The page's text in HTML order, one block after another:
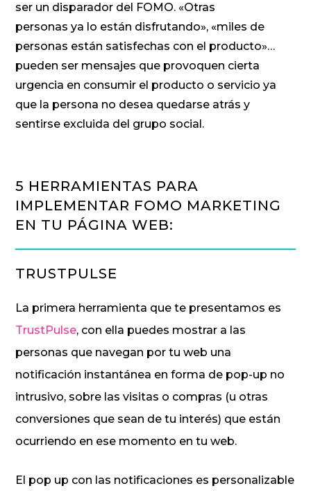
ser un disparador del FOMO. «Otras
personas ya lo están disfrutando», «miles de
personas están satisfechas con el producto»…
pueden ser mensajes que provoquen cierta
urgencia en consumir el producto o servicio ya
que la persona no desea quedarse atrás y
sentirse excluida del grupo social.
5 HERRAMIENTAS PARA
IMPLEMENTAR FOMO MARKETING
EN TU PÁGINA WEB:
TRUSTPULSE
La primera herramienta que te presentamos es
TrustPulse, con ella puedes mostrar a las
personas que navegan por tu web una
notificación instantánea en forma de pop-up no
intrusivo, sobre las visitas o compras (u otras
conversiones que sean de tu interés) que están
ocurriendo en ese momento en tu web.
El pop up con las notificaciones es personalizable